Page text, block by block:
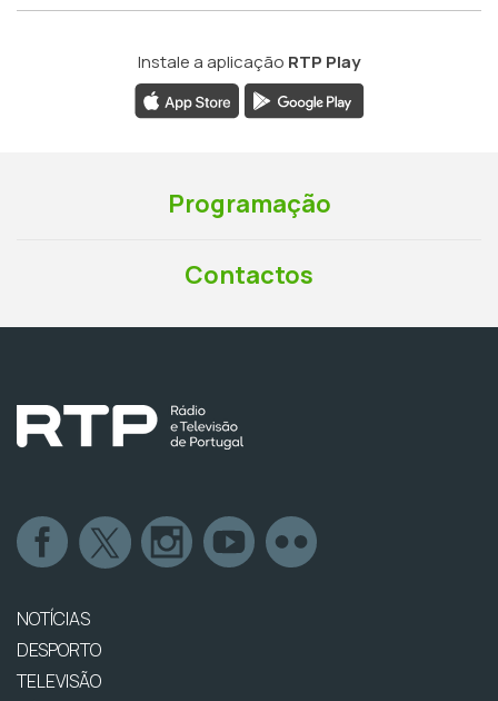
Instale a aplicação RTP Play
Programação
Contactos
NOTÍCIAS
DESPORTO
TELEVISÃO